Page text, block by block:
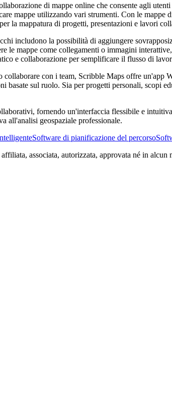
di mappe online che consente agli
mappe utilizzando vari strumenti. Con le
la mappatura di progetti, presentazioni e lavori
includono la possibilità di aggiungere
le mappe come collegamenti o immagini
e collaborazione per semplificare il flusso di
collaborare con i team, Scribble Maps offre
basate sul ruolo. Sia per progetti personali, scopi
fornendo un'interfaccia flessibile e
all'analisi geospaziale professionale.
Software di pianificazione del percorso
associata, autorizzata, approvata né in